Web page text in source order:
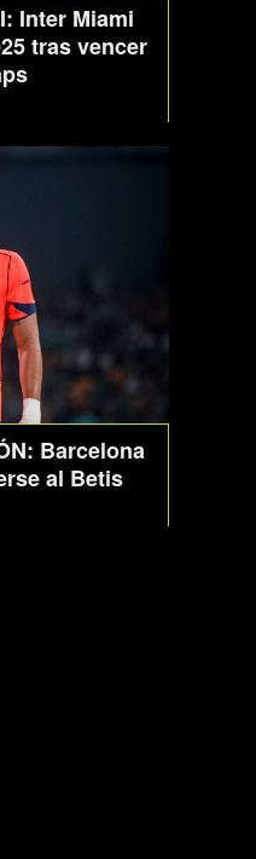
Inter Miami
tras vencer
Barcelona
al Betis